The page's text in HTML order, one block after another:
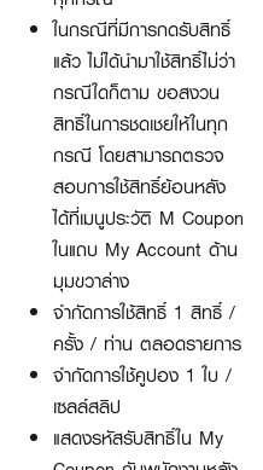
ในกรณีที่มีการกดรับสิทธิ์
แล้ว ไม่ได้นำมาใช้สิทธิ์ไม่ว่า
กรณีใดก็ตาม ขอสงวน
สิทธิ์ในการชดเชยให้ในทุก
กรณี โดยสามารถตรวจ
สอบการใช้สิทธิ์ย้อนหลัง
ได้ที่เมนูประวัติ M Coupon
ในแถบ My Account ด้าน
มุมขวาล่าง
จำกัดการใช้สิทธิ์ 1 สิทธิ์ /
ครั้ง / ท่าน ตลอดรายการ
จำกัดการใช้คูปอง 1 ใบ /
เซลล์สลิป
แสดงรหัสรับสิทธิ์ใน My